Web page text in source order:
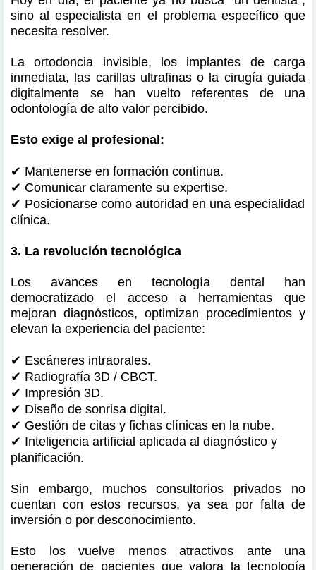
sino al especialista en el problema específico que
necesita resolver.
La ortodoncia invisible, los implantes de carga
inmediata, las carillas ultrafinas o la cirugía guiada
digitalmente se han vuelto referentes de una
odontología de alto valor percibido.
Esto exige al profesional:
✔ Mantenerse en formación continua.
✔ Comunicar claramente su expertise.
✔ Posicionarse como autoridad en una especialidad
clínica.
3. La revolución tecnológica
Los avances en tecnología dental han
democratizado el acceso a herramientas que
mejoran diagnósticos, optimizan procedimientos y
elevan la experiencia del paciente:
✔ Escáneres intraorales.
✔ Radiografía 3D / CBCT.
✔ Impresión 3D.
✔ Diseño de sonrisa digital.
✔ Gestión de citas y fichas clínicas en la nube.
✔ Inteligencia artificial aplicada al diagnóstico y
planificación.
Sin embargo, muchos consultorios privados no
cuentan con estos recursos, ya sea por falta de
inversión o por desconocimiento.
Esto los vuelve menos atractivos ante una
generación de pacientes que valora la tecnología